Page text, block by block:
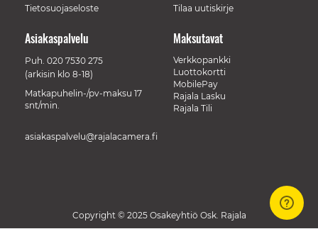
Tietosuojaseloste
Tilaa uutiskirje
Maksutavat
Verkkopankki
Luottokortti
MobilePay
Rajala Lasku
Rajala Tili
Asiakaspalvelu
Puh. 020 7530 275
(arkisin klo 8-18)
Matkapuhelin-/pv-maksu 17
snt/min.
asiakaspalvelu@rajalacamera.fi
Copyright © 2025 Osakeyhtiö Osk. Rajala